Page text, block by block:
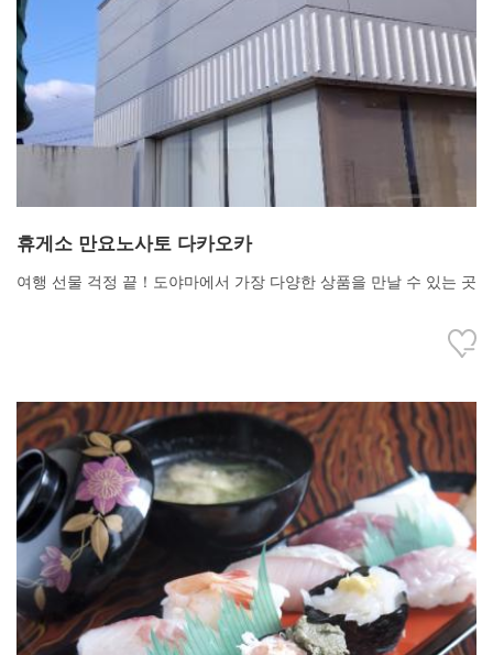
휴게소 만요노사토 다카오카
여행 선물 걱정 끝！도야마에서 가장 다양한 상품을 만날 수 있는 곳